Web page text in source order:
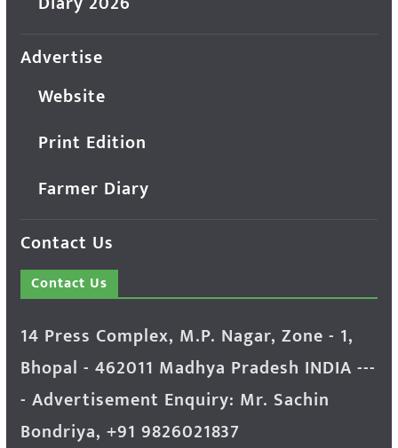
Advertise
Website
Print Edition
Farmer Diary
Contact Us
Contact Us
14 Press Complex, M.P. Nagar, Zone - 1,
Bhopal - 462011 Madhya Pradesh INDIA ---
- Advertisement Enquiry: Mr. Sachin
Bondriya, +91 9826021837